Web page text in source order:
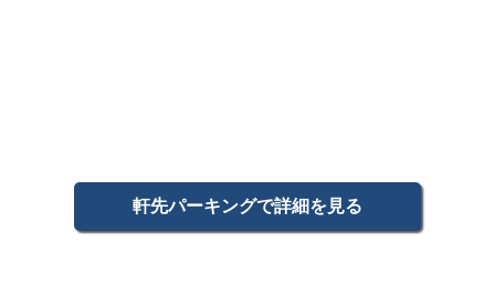
軒先パーキングで詳細を見る